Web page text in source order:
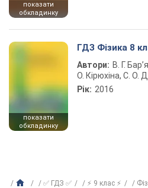
показати
обкладинку
показати
обкладинку
ГДЗ Фізика 8
Автори: В. Г.
О. Кірюхіна, С. О.
Рік: 2016
✅ ГДЗ ✅ ⚡ 9 клас ⚡